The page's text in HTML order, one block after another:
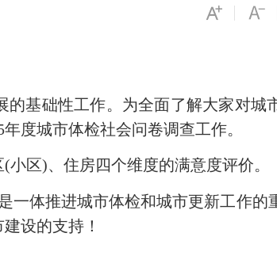
基础性工作。为全面了解大家对城
度城市体检社会问卷调查工作。
区)、住房四个维度的满意度评价。
一体推进城市体检和城市更新工作的
设的支持！